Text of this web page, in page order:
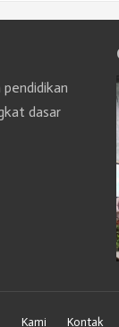
dasar
Kami Kontak